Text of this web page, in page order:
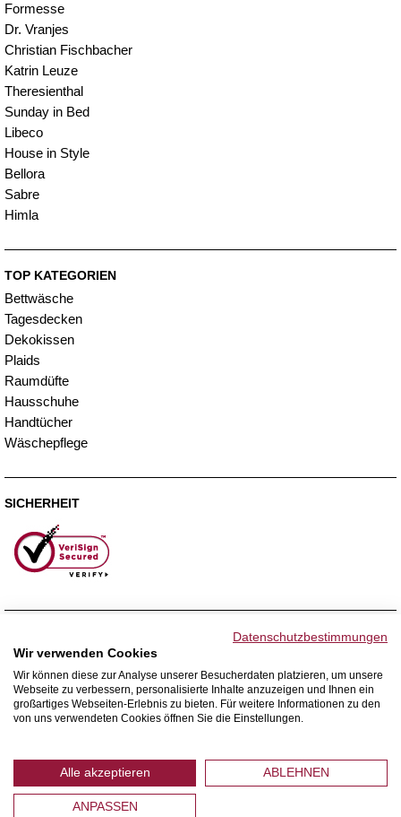
Formesse
Dr. Vranjes
Christian Fischbacher
Katrin Leuze
Theresienthal
Sunday in Bed
Libeco
House in Style
Bellora
Sabre
Himla
TOP KATEGORIEN
Bettwäsche
Tagesdecken
Dekokissen
Plaids
Raumdüfte
Hausschuhe
Handtücher
Wäschepflege
SICHERHEIT
WIR VERSENDEN MIT
Datenschutzbestimmungen
Wir verwenden Cookies
Wir können diese zur Analyse unserer Besucherdaten platzieren, um unsere
Webseite zu verbessern, personalisierte Inhalte anzuzeigen und Ihnen ein
großartiges Webseiten-Erlebnis zu bieten. Für weitere Informationen zu den
von uns verwendeten Cookies öffnen Sie die Einstellungen.
Alle akzeptieren ABLEHNEN
ANPASSEN